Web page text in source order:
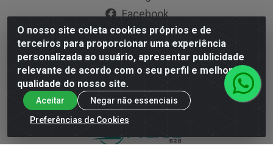
O nosso site coleta cookies próprios e de
terceiros para proporcionar uma experiência
personalizada ao usuário, apresentar publicidade
relevante de acordo com o seu perfil e melhorar a
qualidade do nosso site.
Aceitar
Negar não essenciais
Preferências de Cookies
Facebook
Playvender Distribuidora - Avenida Ana Dantas, 183- Xerém -
Duque de Caxias / RJ - CEP 25250-415 - CNPJ
05.762.204/0001-83